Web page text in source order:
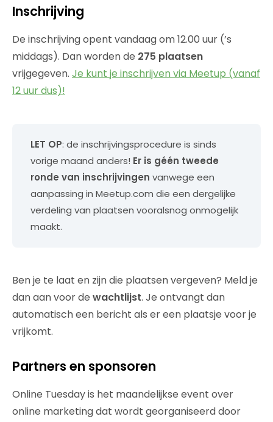
Inschrijving
De inschrijving opent vandaag om 12.00 uur (’s
middags). Dan worden de 275 plaatsen
vrijgegeven. Je kunt je inschrijven via Meetup (vanaf
12 uur dus)!
LET OP: de inschrijvingsprocedure is sinds
vorige maand anders! Er is géén tweede
ronde van inschrijvingen vanwege een
aanpassing in Meetup.com die een dergelijke
verdeling van plaatsen vooralsnog onmogelijk
maakt.
Ben je te laat en zijn die plaatsen vergeven? Meld je
dan aan voor de wachtlijst. Je ontvangt dan
automatisch een bericht als er een plaatsje voor je
vrijkomt.
Partners en sponsoren
Online Tuesday is het maandelijkse event over
online marketing dat wordt georganiseerd door